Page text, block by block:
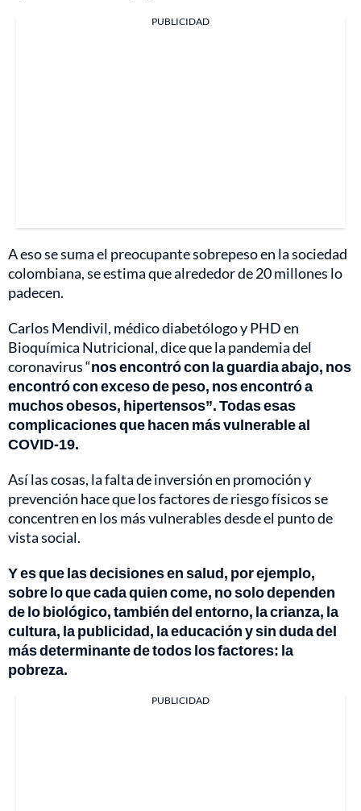
PUBLICIDAD
A eso se suma el preocupante sobrepeso en la sociedad
colombiana, se estima que alrededor de 20 millones lo
padecen.
Carlos Mendivil, médico diabetólogo y PHD en
Bioquímica Nutricional, dice que la pandemia del
coronavirus “nos encontró con la guardia abajo, nos
encontró con exceso de peso, nos encontró a
muchos obesos, hipertensos”. Todas esas
complicaciones que hacen más vulnerable al
COVID-19.
Así las cosas, la falta de inversión en promoción y
prevención hace que los factores de riesgo físicos se
concentren en los más vulnerables desde el punto de
vista social.
Y es que las decisiones en salud, por ejemplo,
sobre lo que cada quien come, no solo dependen
de lo biológico, también del entorno, la crianza, la
cultura, la publicidad, la educación y sin duda del
más determinante de todos los factores: la
pobreza.
PUBLICIDAD